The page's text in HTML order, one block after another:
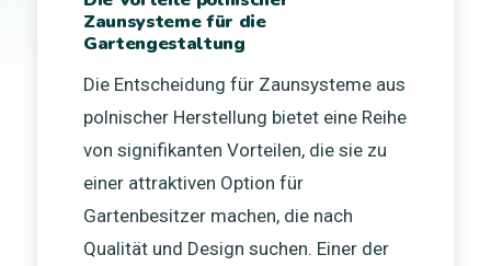
Zaunsysteme für die
Gartengestaltung
Die Entscheidung für Zaunsysteme aus
polnischer Herstellung bietet eine Reihe
von signifikanten Vorteilen, die sie zu
einer attraktiven Option für
Gartenbesitzer machen, die nach
Qualität und Design suchen. Einer der